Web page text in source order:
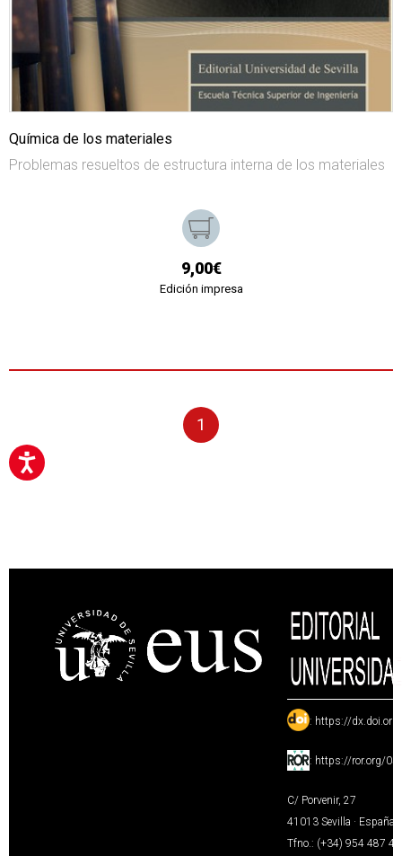
Química de los materiales
Problemas resueltos de estructura interna de los materiales
9,00€
Edición impresa
1
: https://
: https://ror.org/
C/ Porvenir, 27
41013 Sevilla · España
Tfno.: (+34) 954 487